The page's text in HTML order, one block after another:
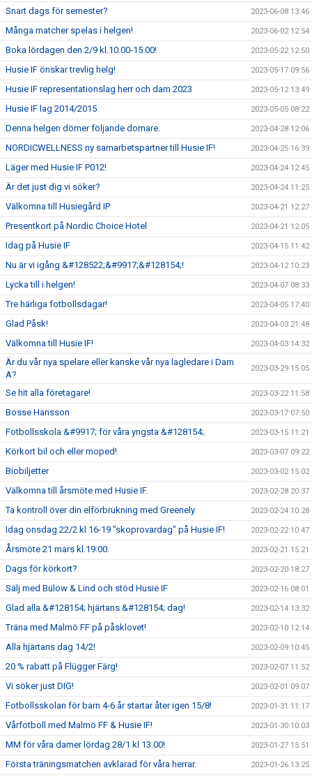
Snart dags för semester? 2023-06-08 13:46
Många matcher spelas i helgen! 2023-06-02 12:54
Boka lördagen den 2/9 kl.10.00-15.00! 2023-05-22 12:50
Husie IF önskar trevlig helg! 2023-05-17 09:56
Husie IF representationslag herr och dam 2023 2023-05-12 13:49
Husie IF lag 2014/2015 2023-05-05 08:22
Denna helgen dömer följande domare. 2023-04-28 12:06
NORDICWELLNESS ny samarbetspartner till Husie IF! 2023-04-25 16:39
Läger med Husie IF P012! 2023-04-24 12:45
Är det just dig vi söker? 2023-04-24 11:25
Välkomna till Husiegård IP 2023-04-21 12:27
Presentkort på Nordic Choice Hotel 2023-04-21 12:05
Idag på Husie IF 2023-04-15 11:42
Nu är vi igång &#128522;&#9917;&#128154;! 2023-04-12 10:23
Lycka till i helgen! 2023-04-07 08:33
Tre härliga fotbollsdagar! 2023-04-05 17:40
Glad Påsk! 2023-04-03 21:48
Välkomna till Husie IF! 2023-04-03 14:32
Är du vår nya spelare eller kanske vår nya lagledare i Dam
A?
2023-03-29 15:05
Se hit alla företagare! 2023-03-22 11:58
Bosse Hansson 2023-03-17 07:50
Fotbollsskola &#9917; för våra yngsta &#128154;. 2023-03-15 11:21
Körkort bil och eller moped! 2023-03-07 09:22
Biobiljetter 2023-03-02 15:02
Välkomna till årsmöte med Husie IF. 2023-02-28 20:37
Ta kontroll över din elförbrukning med Greenely 2023-02-24 10:28
Idag onsdag 22/2 kl 16-19 "skoprovardag" på Husie IF! 2023-02-22 10:47
Årsmöte 21 mars kl.19:00. 2023-02-21 15:21
Dags för körkort? 2023-02-20 18:27
Sälj med Bülow & Lind och stöd Husie IF 2023-02-16 08:01
Glad alla &#128154; hjärtans &#128154; dag! 2023-02-14 13:32
Träna med Malmö FF på påsklovet! 2023-02-10 12:14
Alla hjärtans dag 14/2! 2023-02-09 10:45
20 % rabatt på Flügger Färg! 2023-02-07 11:52
Vi söker just DIG! 2023-02-01 09:07
Fotbollsskolan för barn 4-6 år startar åter igen 15/8! 2023-01-31 11:17
Vårfotboll med Malmö FF & Husie IF! 2023-01-30 10:03
MM för våra damer lördag 28/1 kl 13.00! 2023-01-27 15:51
Första träningsmatchen avklarad för våra herrar. 2023-01-26 13:25